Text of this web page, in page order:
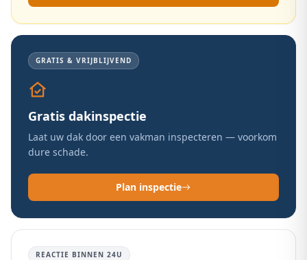
GRATIS & VRIJBLIJVEND
Gratis dakinspectie
Laat uw dak door een vakman inspecteren — voorkom
dure schade.
Plan inspectie
REACTIE BINNEN 24U